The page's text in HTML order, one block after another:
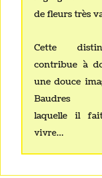
de fleurs très
Cette
contribue à
une douce
Baudres
laquelle il
vivre…